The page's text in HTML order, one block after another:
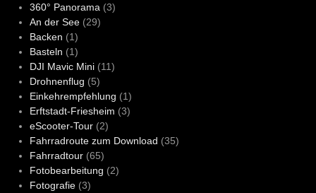
360° Panorama (3)
An der See(29)
Backen (1)
Basteln (1)
DJI Mavic Mini(11)
Drohnenflug (5)
Einkehrempfehlung (1)
Erftstadt-Friesheim (3)
eScooter-Tour(2)
Fahrradroute zum Download (35)
Fahrradtour(65)
Fotobearbeitung (2)
Fotografie(3)